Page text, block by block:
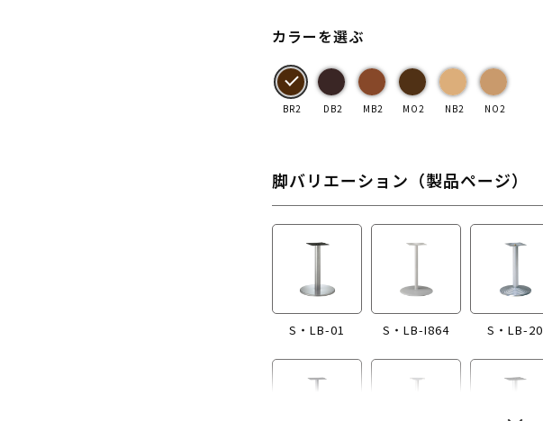
カラーを選ぶ
BR2 DB2 MB2 MO2 NB2 NO2
脚バリエーション（製品ページ）
S・LB-01 S・LB-I864 S・LB-20